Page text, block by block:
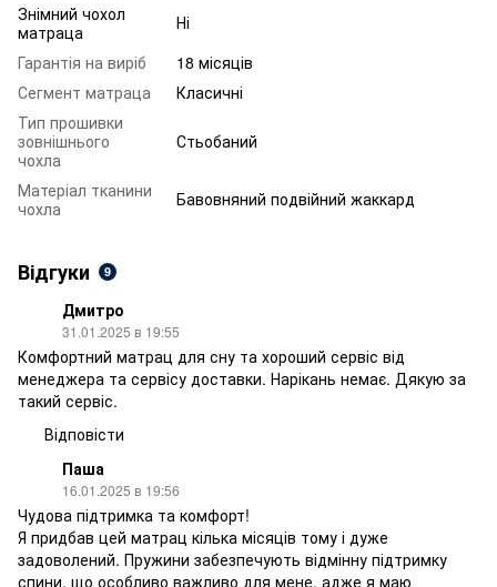
Знімний чохол
матраца
Ні
Гарантія на виріб
18 місяців
Сегмент матраца
Класичні
Тип прошивки
зовнішнього
чохла
Стьобаний
Матеріал тканини
чохла
Бавовняний подвійний жаккард
Відгуки 9
Дмитро
31.01.2025 в 19:55
Комфортний матрац для сну та хороший сервіс від
менеджера та сервісу доставки. Нарікань немає. Дякую за
такий сервіс.
Відповісти
Паша
16.01.2025 в 19:56
Чудова підтримка та комфорт!
Я придбав цей матрац кілька місяців тому і дуже
задоволений. Пружини забезпечують відмінну підтримку
спини, що особливо важливо для мене, адже я маю